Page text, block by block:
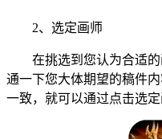
2、选定画师
在挑选到您认为合适的
通一下您大体期望的稿件
一致，就可以通过点击选